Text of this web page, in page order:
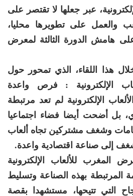
عبر جعلها لا تقتصر على
والعمل على تطويرها محليا،
هامش الدورة الثالثة لمعرض
هذا اللقاء، الذي تمحور حول
الإلكترونية : فرص واعدة
الإلكترونية لم تعد مرتبطة
بل أضحت أيضا فضاء اجتماعيا
وشغف مشتركين تجاه ألعاب
إلى صناعة اقتصادية واعدة.
المغرب للألعاب الإلكترونية
المرتبطة بهذه الصناعة وتسليط
التي تتيحها، مستشهدا بقصة